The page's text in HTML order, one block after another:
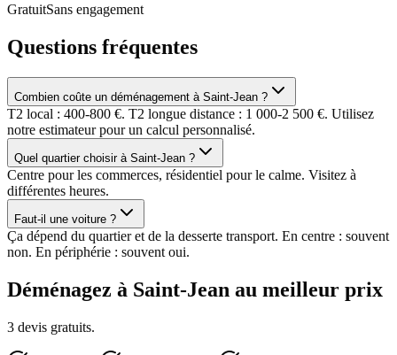
GratuitSans engagement
Questions fréquentes
Combien coûte un déménagement à Saint-Jean ?
T2 local : 400-800 €. T2 longue distance : 1 000-2 500 €. Utilisez
notre estimateur pour un calcul personnalisé.
Quel quartier choisir à Saint-Jean ?
Centre pour les commerces, résidentiel pour le calme. Visitez à
différentes heures.
Faut-il une voiture ?
Ça dépend du quartier et de la desserte transport. En centre : souvent
non. En périphérie : souvent oui.
Déménagez à Saint-Jean au meilleur prix
3 devis gratuits.